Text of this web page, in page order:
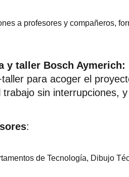
a profesores y compañeros,
y taller Bosch Aymerich:
para acoger el
sin interrupciones,
:
de Tecnología, Dibujo